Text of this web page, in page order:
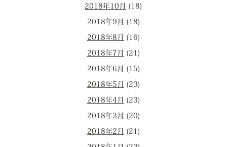
2018年10月 (18)
2018年9月 (18)
2018年8月 (16)
2018年7月 (21)
2018年6月 (15)
2018年5月 (23)
2018年4月 (23)
2018年3月 (20)
2018年2月 (21)